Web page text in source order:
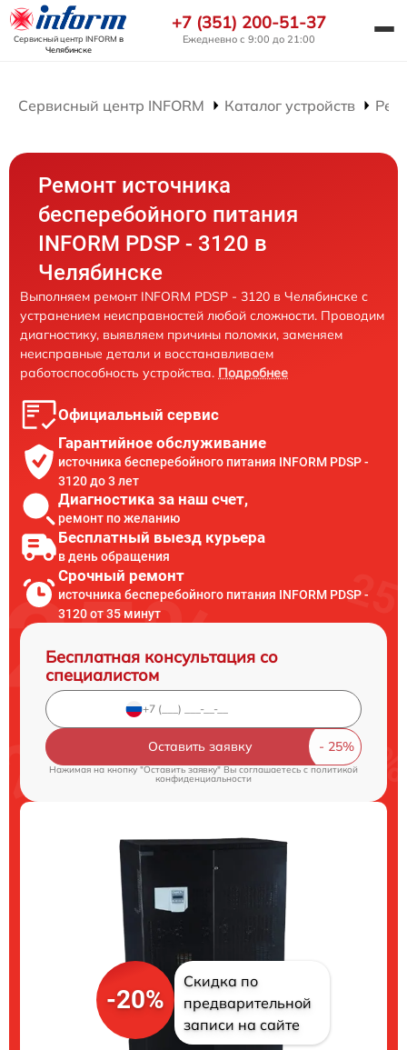
Сервисный центр INFORM в
Челябинске
+7 (351) 200-51-37
Ежедневно с 9:00 до 21:00
Сервисный центр INFORM Каталог устройств
Ремонт источника
бесперебойного питания
INFORM PDSP - 3120 в
Челябинске
Выполняем ремонт INFORM PDSP - 3120 в Челябинске с
устранением неисправностей любой сложности. Проводим
диагностику, выявляем причины поломки, заменяем
неисправные детали и восстанавливаем
работоспособность устройства. Подробнее
Официальный сервис
Гарантийное обслуживание
источника бесперебойного питания INFORM PDSP -
3120 до 3 лет
Диагностика за наш счет,
ремонт по желанию
Бесплатный выезд курьера
в день обращения
Срочный ремонт
источника бесперебойного питания INFORM PDSP -
3120 от 35 минут
Бесплатная консультация со
специалистом
Оставить заявку
Нажимая на кнопку "Оставить заявку" Вы соглашаетесь cполитикой
конфиденциальности
-20%
Скидка по
предварительной
записи на сайте